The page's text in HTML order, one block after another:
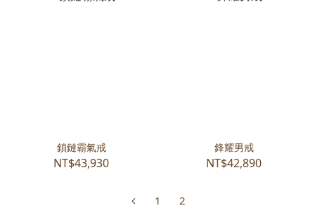
鎖鏈霸氣戒
NT$43,930
鋒耀男戒
NT$42,890
1 2